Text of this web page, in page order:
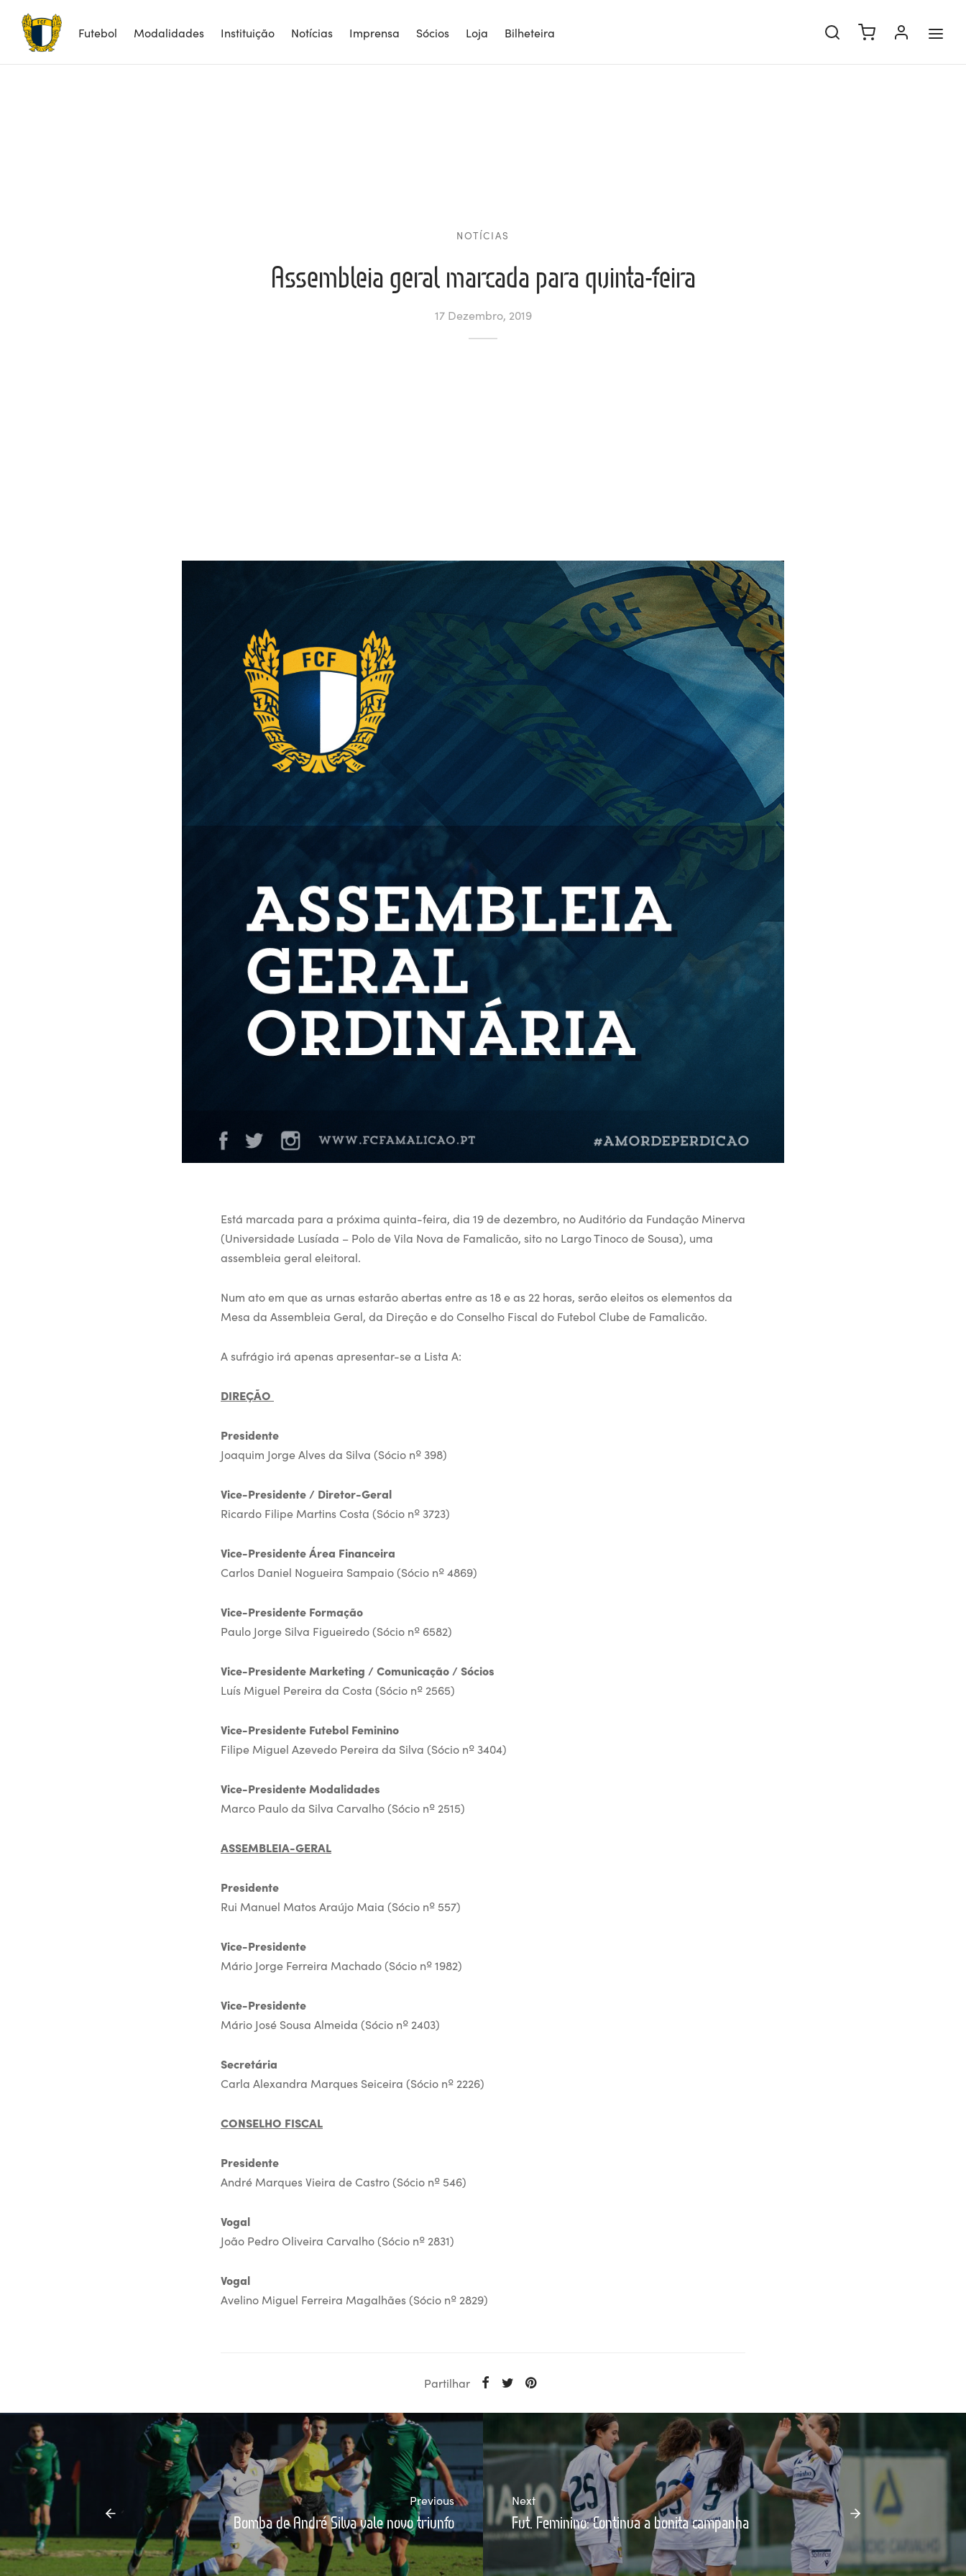
Futebol Modalidades Instituição Notícias Imprensa Sócios Loja Bilheteira
NOTÍCIAS
Assembleia geral marcada para quinta-feira
17 Dezembro, 2019
Está marcada para a próxima quinta-feira, dia 19 de dezembro, no Auditório da Fundação Minerva
(Universidade Lusíada – Polo de Vila Nova de Famalicão, sito no Largo Tinoco de Sousa), uma
assembleia geral eleitoral.
Num ato em que as urnas estarão abertas entre as 18 e as 22 horas, serão eleitos os elementos da
Mesa da Assembleia Geral, da Direção e do Conselho Fiscal do Futebol Clube de Famalicão.
A sufrágio irá apenas apresentar-se a Lista A:
DIREÇÃO
Presidente
Joaquim Jorge Alves da Silva (Sócio nº 398)
Vice-Presidente / Diretor-Geral
Ricardo Filipe Martins Costa (Sócio nº 3723)
Vice-Presidente Área Financeira
Carlos Daniel Nogueira Sampaio (Sócio nº 4869)
Vice-Presidente Formação
Paulo Jorge Silva Figueiredo (Sócio nº 6582)
Vice-Presidente Marketing / Comunicação / Sócios
Luís Miguel Pereira da Costa (Sócio nº 2565)
Vice-Presidente Futebol Feminino
Filipe Miguel Azevedo Pereira da Silva (Sócio nº 3404)
Vice-Presidente Modalidades
Marco Paulo da Silva Carvalho (Sócio nº 2515)
ASSEMBLEIA-GERAL
Presidente
Rui Manuel Matos Araújo Maia (Sócio nº 557)
Vice-Presidente
Mário Jorge Ferreira Machado (Sócio nº 1982)
Vice-Presidente
Mário José Sousa Almeida (Sócio nº 2403)
Secretária
Carla Alexandra Marques Seiceira (Sócio nº 2226)
CONSELHO FISCAL
Presidente
André Marques Vieira de Castro (Sócio nº 546)
Vogal
João Pedro Oliveira Carvalho (Sócio nº 2831)
Vogal
Avelino Miguel Ferreira Magalhães (Sócio nº 2829)
Partilhar
Previous
Bomba de André Silva vale novo triunfo
Next
Fut. Feminino: Continua a bonita campanha